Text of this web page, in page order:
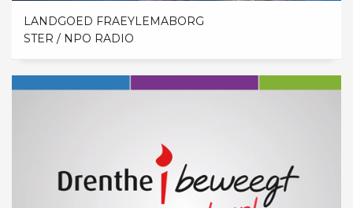
LANDGOED FRAEYLEMABORG
STER / NPO RADIO